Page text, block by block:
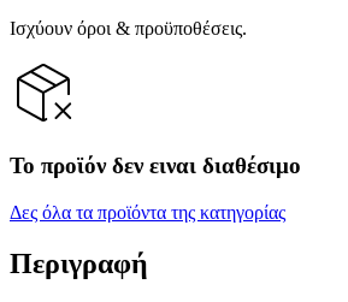
Ισχύουν όροι & προϋποθέσεις.
Το προϊόν δεν ειναι διαθέσιμο
Δες όλα τα προϊόντα της κατηγορίας
Περιγραφή